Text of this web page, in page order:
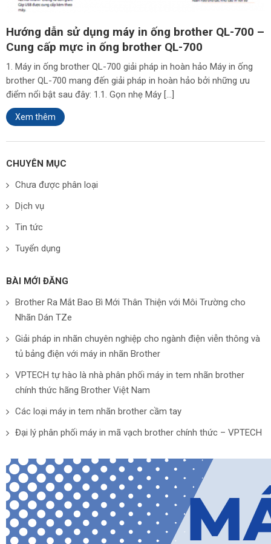
Hướng dẫn sử dụng máy in ống brother QL-700 –
Cung cấp mực in ống brother QL-700
1. Máy in ống brother QL-700 giải pháp in hoàn hảo Máy in ống
brother QL-700 mang đến giải pháp in hoàn hảo bởi những ưu
điểm nổi bật sau đây: 1.1. Gọn nhẹ Máy […]
Xem thêm
CHUYÊN MỤC
Chưa được phân loại
Dịch vụ
Tin tức
Tuyển dụng
BÀI MỚI ĐĂNG
Brother Ra Mắt Bao Bì Mới Thân Thiện với Môi Trường cho
Nhãn Dán TZe
Giải pháp in nhãn chuyên nghiệp cho ngành điện viễn thông và
tủ bảng điện với máy in nhãn Brother
VPTECH tự hào là nhà phân phối máy in tem nhãn brother
chính thức hãng Brother Việt Nam
Các loại máy in tem nhãn brother cầm tay
Đại lý phân phối máy in mã vạch brother chính thức – VPTECH